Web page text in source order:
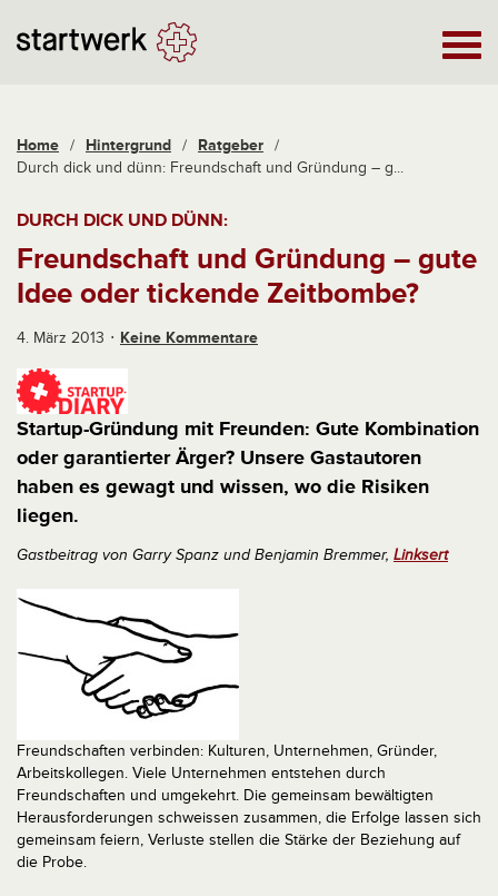
Home / Hintergrund / Ratgeber /
Durch dick und dünn: Freundschaft und Gründung – g...
DURCH DICK UND DÜNN:
Freundschaft und Gründung – gute
Idee oder tickende Zeitbombe?
4. März 2013 Keine Kommentare
Startup-Gründung mit Freunden: Gute Kombination
oder garantierter Ärger? Unsere Gastautoren
haben es gewagt und wissen, wo die Risiken
liegen.
Gastbeitrag von Garry Spanz und Benjamin Bremmer, Linksert
Freundschaften verbinden: Kulturen, Unternehmen, Gründer,
Arbeitskollegen. Viele Unternehmen entstehen durch
Freundschaften und umgekehrt. Die gemeinsam bewältigten
Herausforderungen schweissen zusammen, die Erfolge lassen sich
gemeinsam feiern, Verluste stellen die Stärke der Beziehung auf
die Probe.